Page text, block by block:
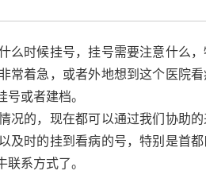
么时候挂号，挂号需要注意什么
常着急，或者外地想到这个医院
或者建档。
况的，现在都可以通过我们协助
及时的挂到看病的号，特别是首
系方式了。